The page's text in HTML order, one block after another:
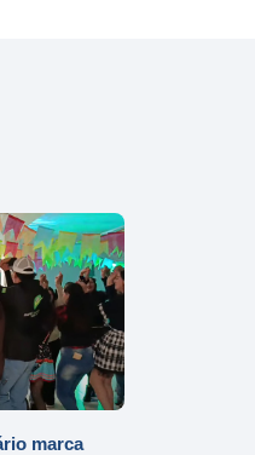
marca